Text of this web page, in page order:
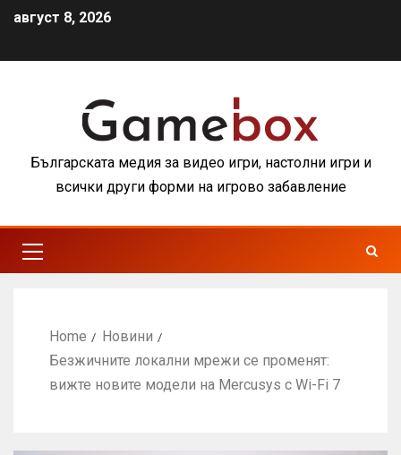
август 8, 2026
Българската медия за видео игри, настолни игри и
всички други форми на игрово забавление
Home
Новини
Безжичните локални мрежи се променят:
вижте новите модели на Mercusys с Wi-Fi 7